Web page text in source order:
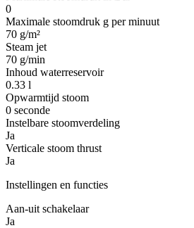
0
Maximale stoomdruk g per minuut
70 g/m²
Steam jet
70 g/min
Inhoud waterreservoir
0.33 l
Opwarmtijd stoom
0 seconde
Instelbare stoomverdeling
Ja
Verticale stoom thrust
Ja
Instellingen en functies
Aan-uit schakelaar
Ja